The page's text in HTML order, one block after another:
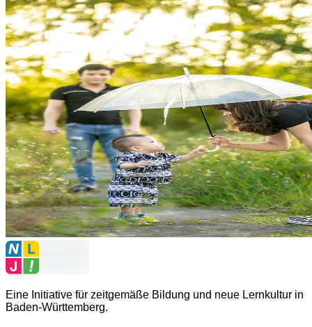
Eine Initiative für zeitgemäße Bildung und neue Lernkultur in
Baden-Württemberg.